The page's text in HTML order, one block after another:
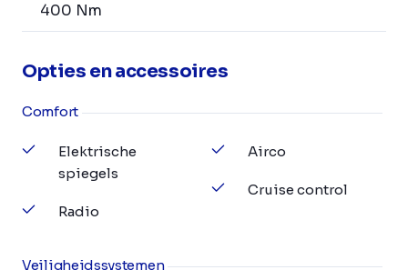
400 Nm
Opties en accessoires
Comfort
Elektrische
spiegels
Radio
Airco
Cruise control
Veiligheidssystemen